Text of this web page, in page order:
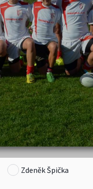
Zdeněk Špička